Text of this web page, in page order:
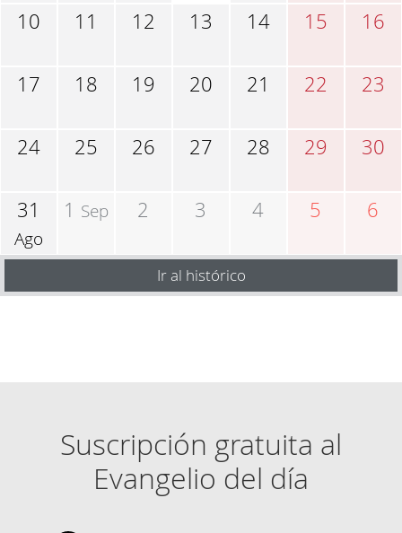
10 11 12 13 14 15 16
17 18 19 20 21 22 23
24 25 26 27 28 29 30
31
Ago
1 Sep 2 3 4 5 6
Ir al histórico
Suscripción gratuita al
Evangelio del día